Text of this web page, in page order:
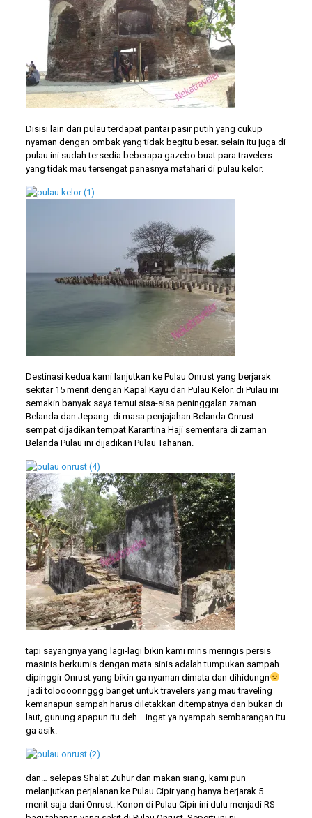
Disisi lain dari pulau terdapat pantai pasir putih yang cukup
nyaman dengan ombak yang tidak begitu besar. selain itu juga di
pulau ini sudah tersedia beberapa gazebo buat para travelers
yang tidak mau tersengat panasnya matahari di pulau kelor.
Destinasi kedua kami lanjutkan ke Pulau Onrust yang berjarak
sekitar 15 menit dengan Kapal Kayu dari Pulau Kelor. di Pulau ini
semakin banyak saya temui sisa-sisa peninggalan zaman
Belanda dan Jepang. di masa penjajahan Belanda Onrust
sempat dijadikan tempat Karantina Haji sementara di zaman
Belanda Pulau ini dijadikan Pulau Tahanan.
tapi sayangnya yang lagi-lagi bikin kami miris meringis persis
masinis berkumis dengan mata sinis adalah tumpukan sampah
dipinggir Onrust yang bikin ga nyaman dimata dan dihidungn
jadi toloooonnggg banget untuk travelers yang mau traveling
kemanapun sampah harus diletakkan ditempatnya dan bukan di
laut, gunung apapun itu deh… ingat ya nyampah sembarangan itu
ga asik.
dan… selepas Shalat Zuhur dan makan siang, kami pun
melanjutkan perjalanan ke Pulau Cipir yang hanya berjarak 5
menit saja dari Onrust. Konon di Pulau Cipir ini dulu menjadi RS